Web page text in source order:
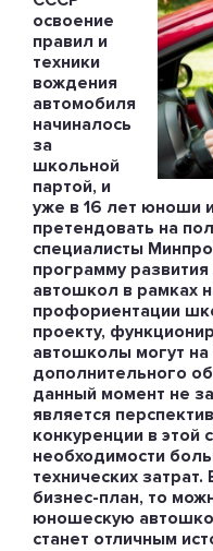
освоение
правил и
техники
вождения
автомобиля
начиналось
за
школьной
партой, и
уже в 16 лет юноши
претендовать на
специалисты
программу
автошкол в рамках
профориентации
проекту,
автошколы могут
дополнительного
данный момент не
является
конкуренции в
необходимости
технических
бизнес-план, то
юношескую
станет отличным